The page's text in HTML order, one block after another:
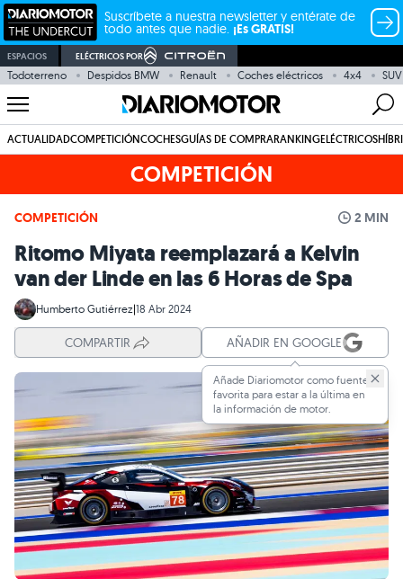
Suscríbete a nuestra newsletter y entérate de
todo antes que nadie. ¡Es GRATIS!
ESPACIOS ELÉCTRICOS POR
Todoterreno Despidos BMW Renault Coches eléctricos 4x4 SUV
ACTUALIDADCOMPETICIÓNCOCHESGUÍAS DE COMPRARANKINGELÉCTRICOS
COMPETICIÓN
COMPETICIÓN 2 MIN
Ritomo Miyata reemplazará a Kelvin
van der Linde en las 6 Horas de Spa
Humberto Gutiérrez|18 Abr 2024
COMPARTIR AÑADIR EN GOOGLE
Añade Diariomotor como fuente
favorita para estar a la última en
la información de motor.